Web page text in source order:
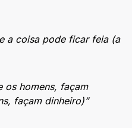
a coisa pode ficar feia (a
os homens, façam
façam dinheiro)”